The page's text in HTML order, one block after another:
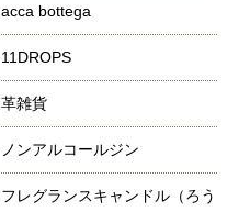
acca bottega
11DROPS
革雑貨
ノンアルコールジン
フレグランスキャンドル（ろう